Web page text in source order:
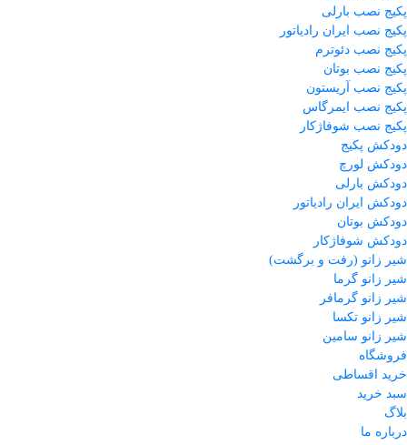
پکیج نصب بارلی
پکیج نصب ایران رادیاتور
پکیج نصب دئوترم
پکیج نصب بوتان
پکیج نصب آریستون
پکیج نصب ایمرگاس
پکیج نصب شوفاژکار
دودکش پکیج
دودکش لورچ
دودکش بارلی
دودکش ایران رادیاتور
دودکش بوتان
دودکش شوفاژکار
شیر زانو (رفت و برگشت)
شیر زانو گرما
شیر زانو گرمافر
شیر زانو تکسا
شیر زانو سامین
فروشگاه
خرید اقساطی
سبد خرید
بلاگ
درباره ما